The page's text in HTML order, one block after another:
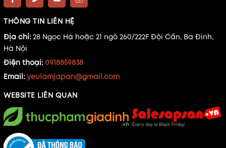
THÔNG TIN LIÊN HỆ
Địa chỉ: 28 Ngọc Hà hoặc 21 ngõ 260/222F Đội Cấn, Ba Đình,
Hà Nội
Điện thoại: 0918859838
Email: yeulamjapan@gmail.com
WEBSITE LIÊN QUAN